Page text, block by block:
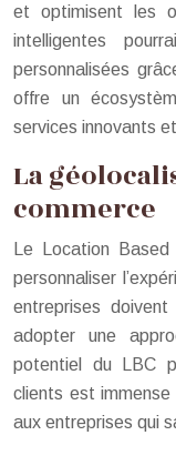
et optimisent les
intelligentes
personnalisées
offre un
services innovants
La
commerce
Le Location
personnaliser
entreprises
adopter une
potentiel du LBC
clients est
aux entreprises qui